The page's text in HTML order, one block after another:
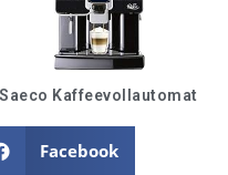
Saeco Kaffeevollautomat
Facebook